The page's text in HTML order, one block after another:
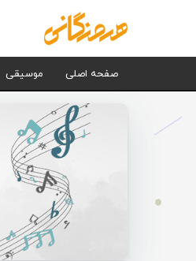
صفحه اصلی موسیقی